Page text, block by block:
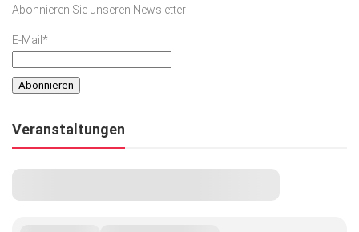
Lifestyle
Ausflug & Reise
SACHSEN IN PARIS
Abonnieren Sie unseren Newsletter
E-Mail*
Veranstaltungen